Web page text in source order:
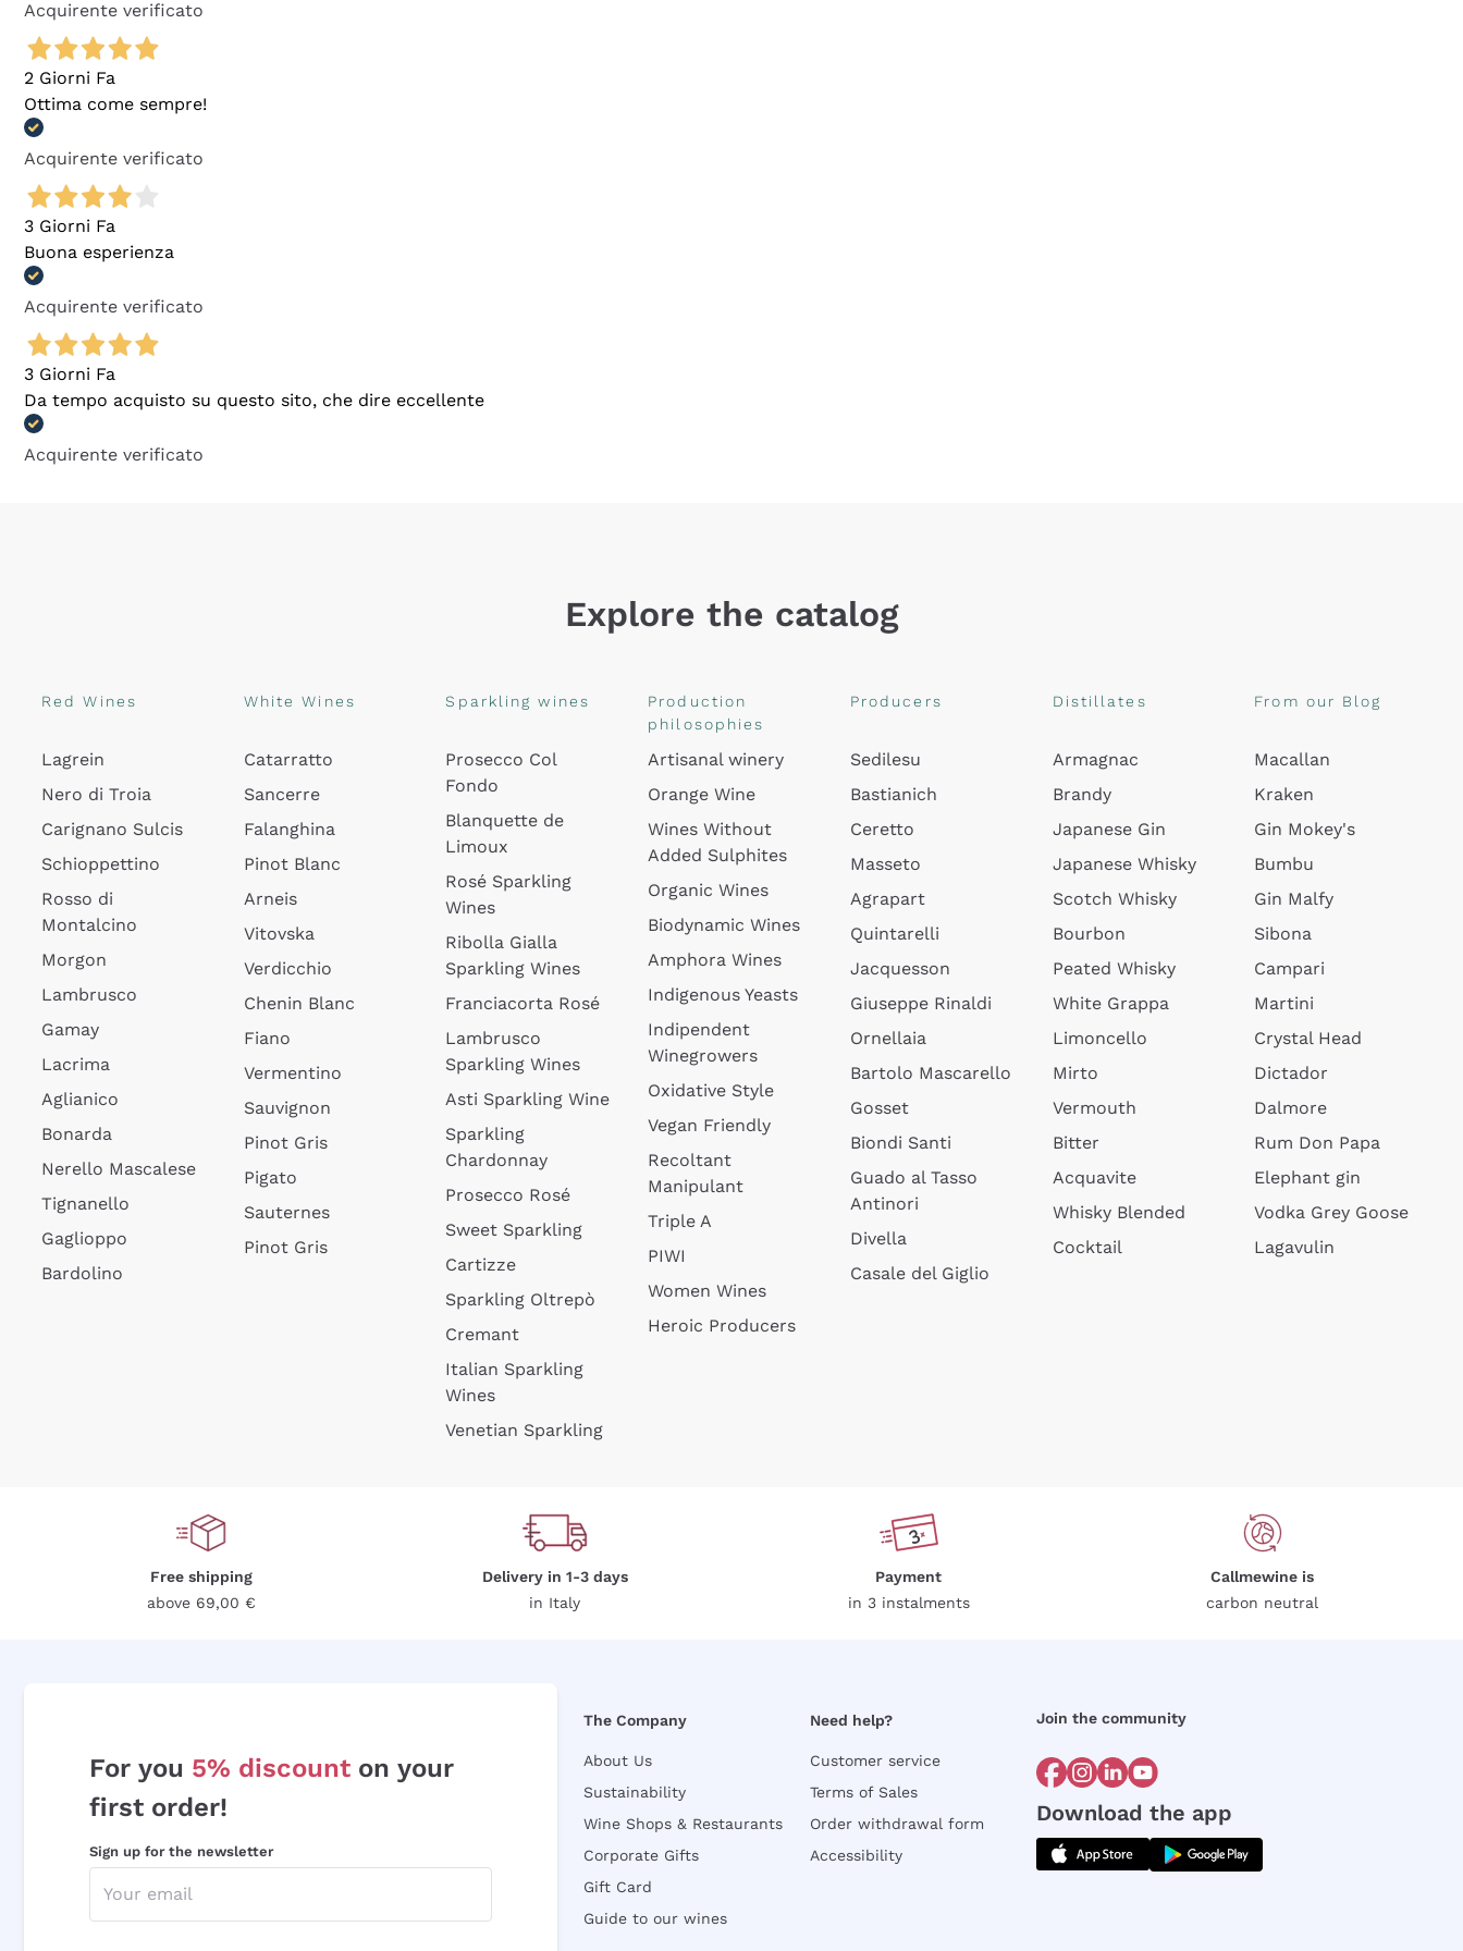
Acquirente verificato
2 Giorni Fa
Ottima come sempre!
Acquirente verificato
3 Giorni Fa
Buona esperienza
Acquirente verificato
3 Giorni Fa
Da tempo acquisto su questo sito, che dire eccellente
Acquirente verificato
Explore the catalog
Red Wines
Lagrein
Nero di Troia
Carignano Sulcis
Schioppettino
Rosso di
Montalcino
Morgon
Lambrusco
Gamay
Lacrima
Aglianico
Bonarda
Nerello Mascalese
Tignanello
Gaglioppo
Bardolino
White Wines
Catarratto
Sancerre
Falanghina
Pinot Blanc
Arneis
Vitovska
Verdicchio
Chenin Blanc
Fiano
Vermentino
Sauvignon
Pinot Gris
Pigato
Sauternes
Pinot Gris
Sparkling wines
Prosecco Col
Fondo
Blanquette de
Limoux
Rosé Sparkling
Wines
Ribolla Gialla
Sparkling Wines
Franciacorta Rosé
Lambrusco
Sparkling Wines
Asti Sparkling Wine
Sparkling
Chardonnay
Prosecco Rosé
Sweet Sparkling
Cartizze
Sparkling Oltrepò
Cremant
Italian Sparkling
Wines
Venetian Sparkling
Production
philosophies
Artisanal winery
Orange Wine
Wines Without
Added Sulphites
Organic Wines
Biodynamic Wines
Amphora Wines
Indigenous Yeasts
Indipendent
Winegrowers
Oxidative Style
Vegan Friendly
Recoltant
Manipulant
Triple A
PIWI
Women Wines
Heroic Producers
Producers
Sedilesu
Bastianich
Ceretto
Masseto
Agrapart
Quintarelli
Jacquesson
Giuseppe Rinaldi
Ornellaia
Bartolo Mascarello
Gosset
Biondi Santi
Guado al Tasso
Antinori
Divella
Casale del Giglio
Distillates
Armagnac
Brandy
Japanese Gin
Japanese Whisky
Scotch Whisky
Bourbon
Peated Whisky
White Grappa
Limoncello
Mirto
Vermouth
Bitter
Acquavite
Whisky Blended
Cocktail
From our Blog
Macallan
Kraken
Gin Mokey's
Bumbu
Gin Malfy
Sibona
Campari
Martini
Crystal Head
Dictador
Dalmore
Rum Don Papa
Elephant gin
Vodka Grey Goose
Lagavulin
Free shipping
above 69,00 €
Delivery in 1-3 days
in Italy
Payment
in 3 instalments
Callmewine is
carbon neutral
For you 5% discount on your
first order!
Sign up for the newsletter
The Company
About Us
Sustainability
Wine Shops & Restaurants
Corporate Gifts
Gift Card
Guide to our wines
Need help?
Customer service
Terms of Sales
Order withdrawal form
Accessibility
Join the community
Download the app